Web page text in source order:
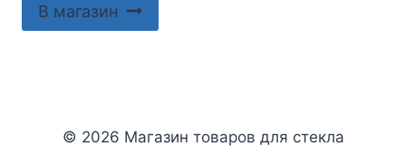
В магазин
© 2026 Магазин товаров для стекла